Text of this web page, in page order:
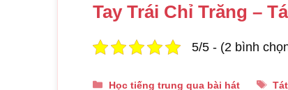
Tay Trái Chỉ Trăng –
5/5 - (2 bình
Danh
Học tiếng trung qua bài hát Thẻ